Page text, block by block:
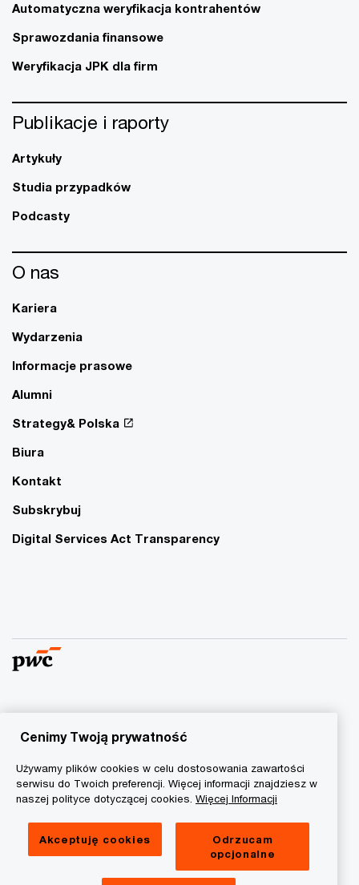
Automatyczna weryfikacja kontrahentów
Sprawozdania finansowe
Weryfikacja JPK dla firm
Publikacje i raporty
Artykuły
Studia przypadków
Podcasty
O nas
Kariera
Wydarzenia
Informacje prasowe
Alumni
Strategy& Polska
Biura
Kontakt
Subskrybuj
Digital Services Act Transparency
© 2015 - 2026 PwC. Wszelkie prawa zastrzeżone. Nazwa
PwC odnosi się do firm wchodzących w skład sieci PwC, z
informacji na stroniewww.pwc.com/structure.
Informacja o ciasteczkach
Informacja prawna
Cenimy Twoją prywatność
Używamy plików cookies w celu dostosowania zawartości
serwisu do Twoich preferencji. Więcej informacji znajdziesz w
naszej polityce dotyczącej cookies. Więcej Informacji
Akceptuję cookies
Odrzucam
opcjonalne